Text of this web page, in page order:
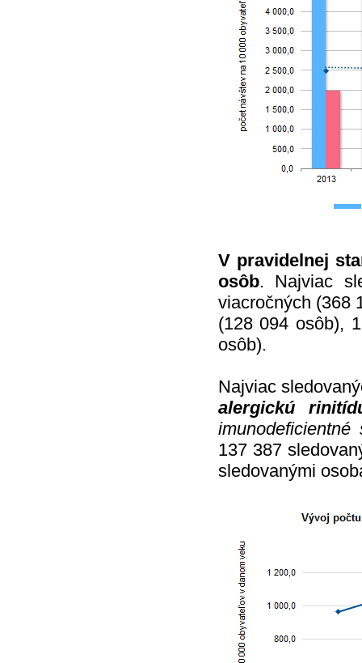
V pravidelnej
osôb. Najviac
viacročných (368
(128 094 osôb),
osôb).
Najviac
alergickú
imunodeficientné
137 387
sledovanými